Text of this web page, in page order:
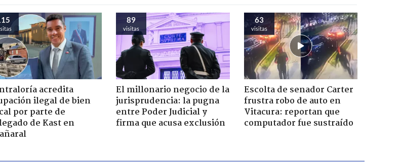
acredita
ilegal de bien
por parte de
de Kast en
89
visitas
El millonario negocio de la
jurisprudencia: la pugna
entre Poder Judicial y
firma que acusa exclusión
63
visitas
Escolta de senador Carter
frustra robo de auto en
Vitacura: reportan que
computador fue sustraído